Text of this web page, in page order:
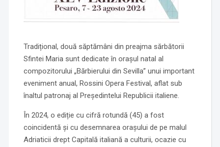
Tradițional, două săptămâni din preajma sărbătorii
Sfintei Maria sunt dedicate în orașul natal al
compozitorului „Bărbierului din Sevilla” unui important
eveniment anual, Rossini Opera Festival, aflat sub
înaltul patronaj al Președintelui Republicii italiene.
În 2024, o ediție cu cifră rotundă (45) a fost
coincidentă și cu desemnarea orașului de pe malul
Adriaticii drept Capitală italiană a culturii, ocazie cu